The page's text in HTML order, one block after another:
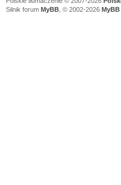
Silnik forum MyBB , © 2002-2026